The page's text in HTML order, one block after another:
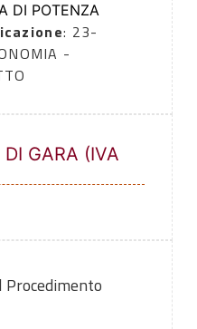
DI POTENZA
: 23-
-
GARA (IVA
Procedimento